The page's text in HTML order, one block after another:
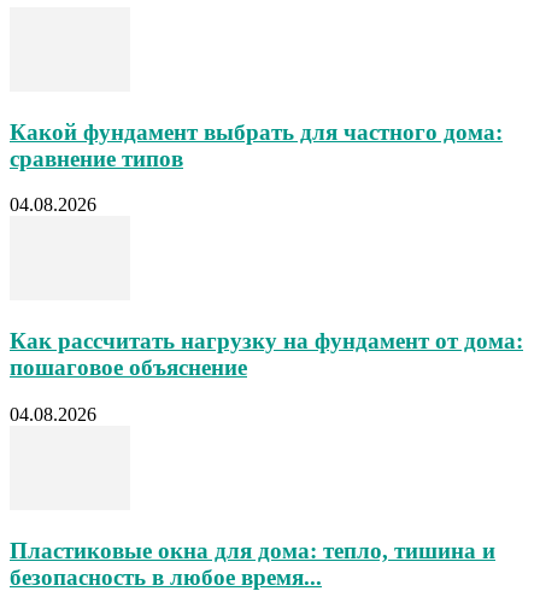
Какой фундамент выбрать для частного дома:
сравнение типов
04.08.2026
Как рассчитать нагрузку на фундамент от дома:
пошаговое объяснение
04.08.2026
Пластиковые окна для дома: тепло, тишина и
безопасность в любое время...